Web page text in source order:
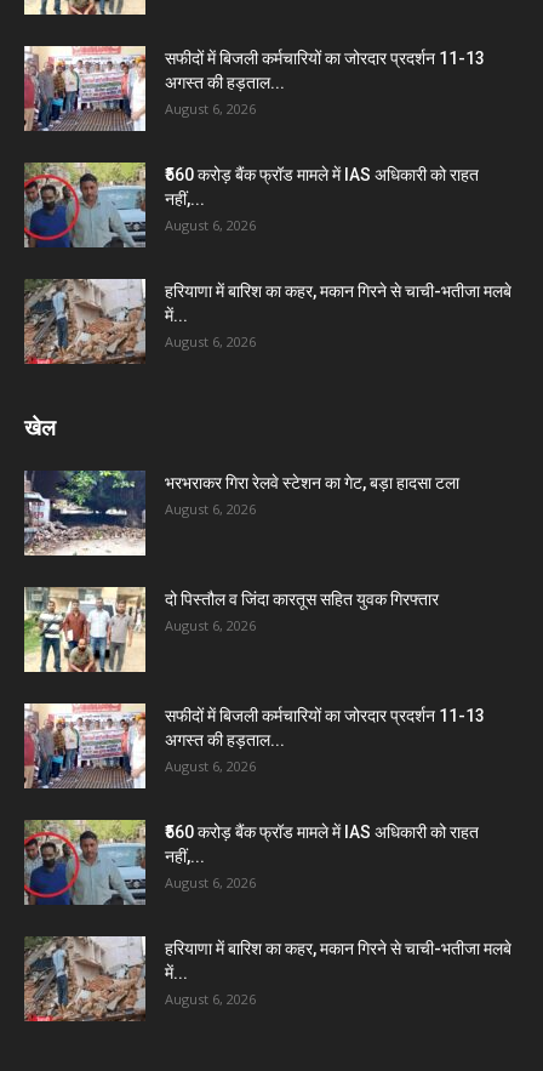
सफीदों में बिजली कर्मचारियों का जोरदार प्रदर्शन 11-13
अगस्त की हड़ताल...
August 6, 2026
₹560 करोड़ बैंक फ्रॉड मामले में IAS अधिकारी को राहत
नहीं,...
August 6, 2026
हरियाणा में बारिश का कहर, मकान गिरने से चाची-भतीजा मलबे
में...
August 6, 2026
खेल
भरभराकर गिरा रेलवे स्टेशन का गेट, बड़ा हादसा टला
August 6, 2026
दो पिस्तौल व जिंदा कारतूस सहित युवक गिरफ्तार
August 6, 2026
सफीदों में बिजली कर्मचारियों का जोरदार प्रदर्शन 11-13
अगस्त की हड़ताल...
August 6, 2026
₹560 करोड़ बैंक फ्रॉड मामले में IAS अधिकारी को राहत
नहीं,...
August 6, 2026
हरियाणा में बारिश का कहर, मकान गिरने से चाची-भतीजा मलबे
में...
August 6, 2026